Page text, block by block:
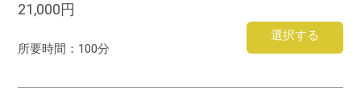
21,000円
選択する
所要時間： 100分